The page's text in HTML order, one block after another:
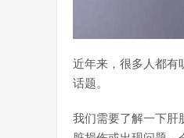
近年来，很多人都有
话题。
我们需要了解一下肝